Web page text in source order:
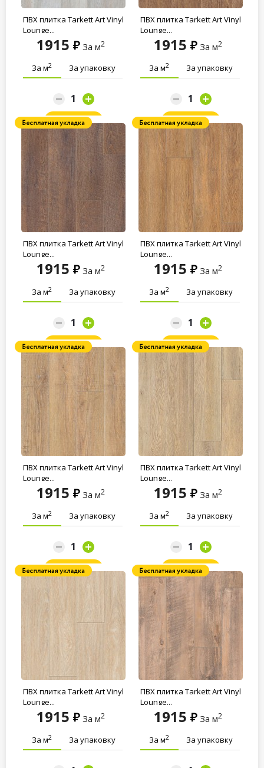
ПВХ плитка Tarkett Art Vinyl
Lounge...
1915 За м2
За м2 За упаковку
Заказать
ПВХ плитка Tarkett Art Vinyl
Lounge...
1915 За м2
За м2 За упаковку
Заказать
ПВХ плитка Tarkett Art Vinyl
Lounge...
1915 За м2
За м2 За упаковку
Заказать
ПВХ плитка Tarkett Art Vinyl
Lounge...
1915 За м2
За м2 За упаковку
Заказать
ПВХ плитка Tarkett Art Vinyl
Lounge...
1915 За м2
За м2 За упаковку
Заказать
ПВХ плитка Tarkett Art Vinyl
Lounge...
1915 За м2
За м2 За упаковку
Заказать
ПВХ плитка Tarkett Art Vinyl
Lounge...
1915 За м2
За м2 За упаковку
ПВХ плитка Tarkett Art Vinyl
Lounge...
1915 За м2
За м2 За упаковку